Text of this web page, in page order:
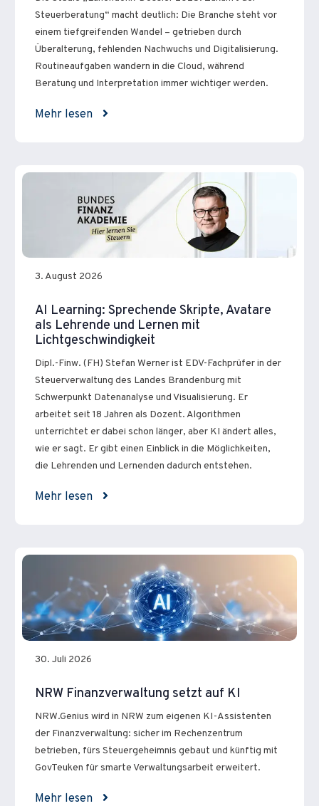
Steuerberatung“ macht deutlich: Die Branche steht vor
einem tiefgreifenden Wandel – getrieben durch
Überalterung, fehlenden Nachwuchs und Digitalisierung.
Routineaufgaben wandern in die Cloud, während
Beratung und Interpretation immer wichtiger werden.
Mehr lesen
3. August 2026
AI Learning: Sprechende Skripte, Avatare
als Lehrende und Lernen mit
Lichtgeschwindigkeit
Dipl.-Finw. (FH) Stefan Werner ist EDV-Fachprüfer in der
Steuerverwaltung des Landes Brandenburg mit
Schwerpunkt Datenanalyse und Visualisierung. Er
arbeitet seit 18 Jahren als Dozent. Algorithmen
unterrichtet er dabei schon länger, aber KI ändert alles,
wie er sagt. Er gibt einen Einblick in die Möglichkeiten,
die Lehrenden und Lernenden dadurch entstehen.
Mehr lesen
30. Juli 2026
NRW Finanzverwaltung setzt auf KI
NRW.Genius wird in NRW zum eigenen KI-Assistenten
der Finanzverwaltung: sicher im Rechenzentrum
betrieben, fürs Steuergeheimnis gebaut und künftig mit
GovTeuken für smarte Verwaltungsarbeit erweitert.
Mehr lesen